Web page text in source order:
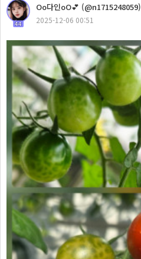
44
Oo다인oO💕 (@n1715248059)
2025-12-06 00:51